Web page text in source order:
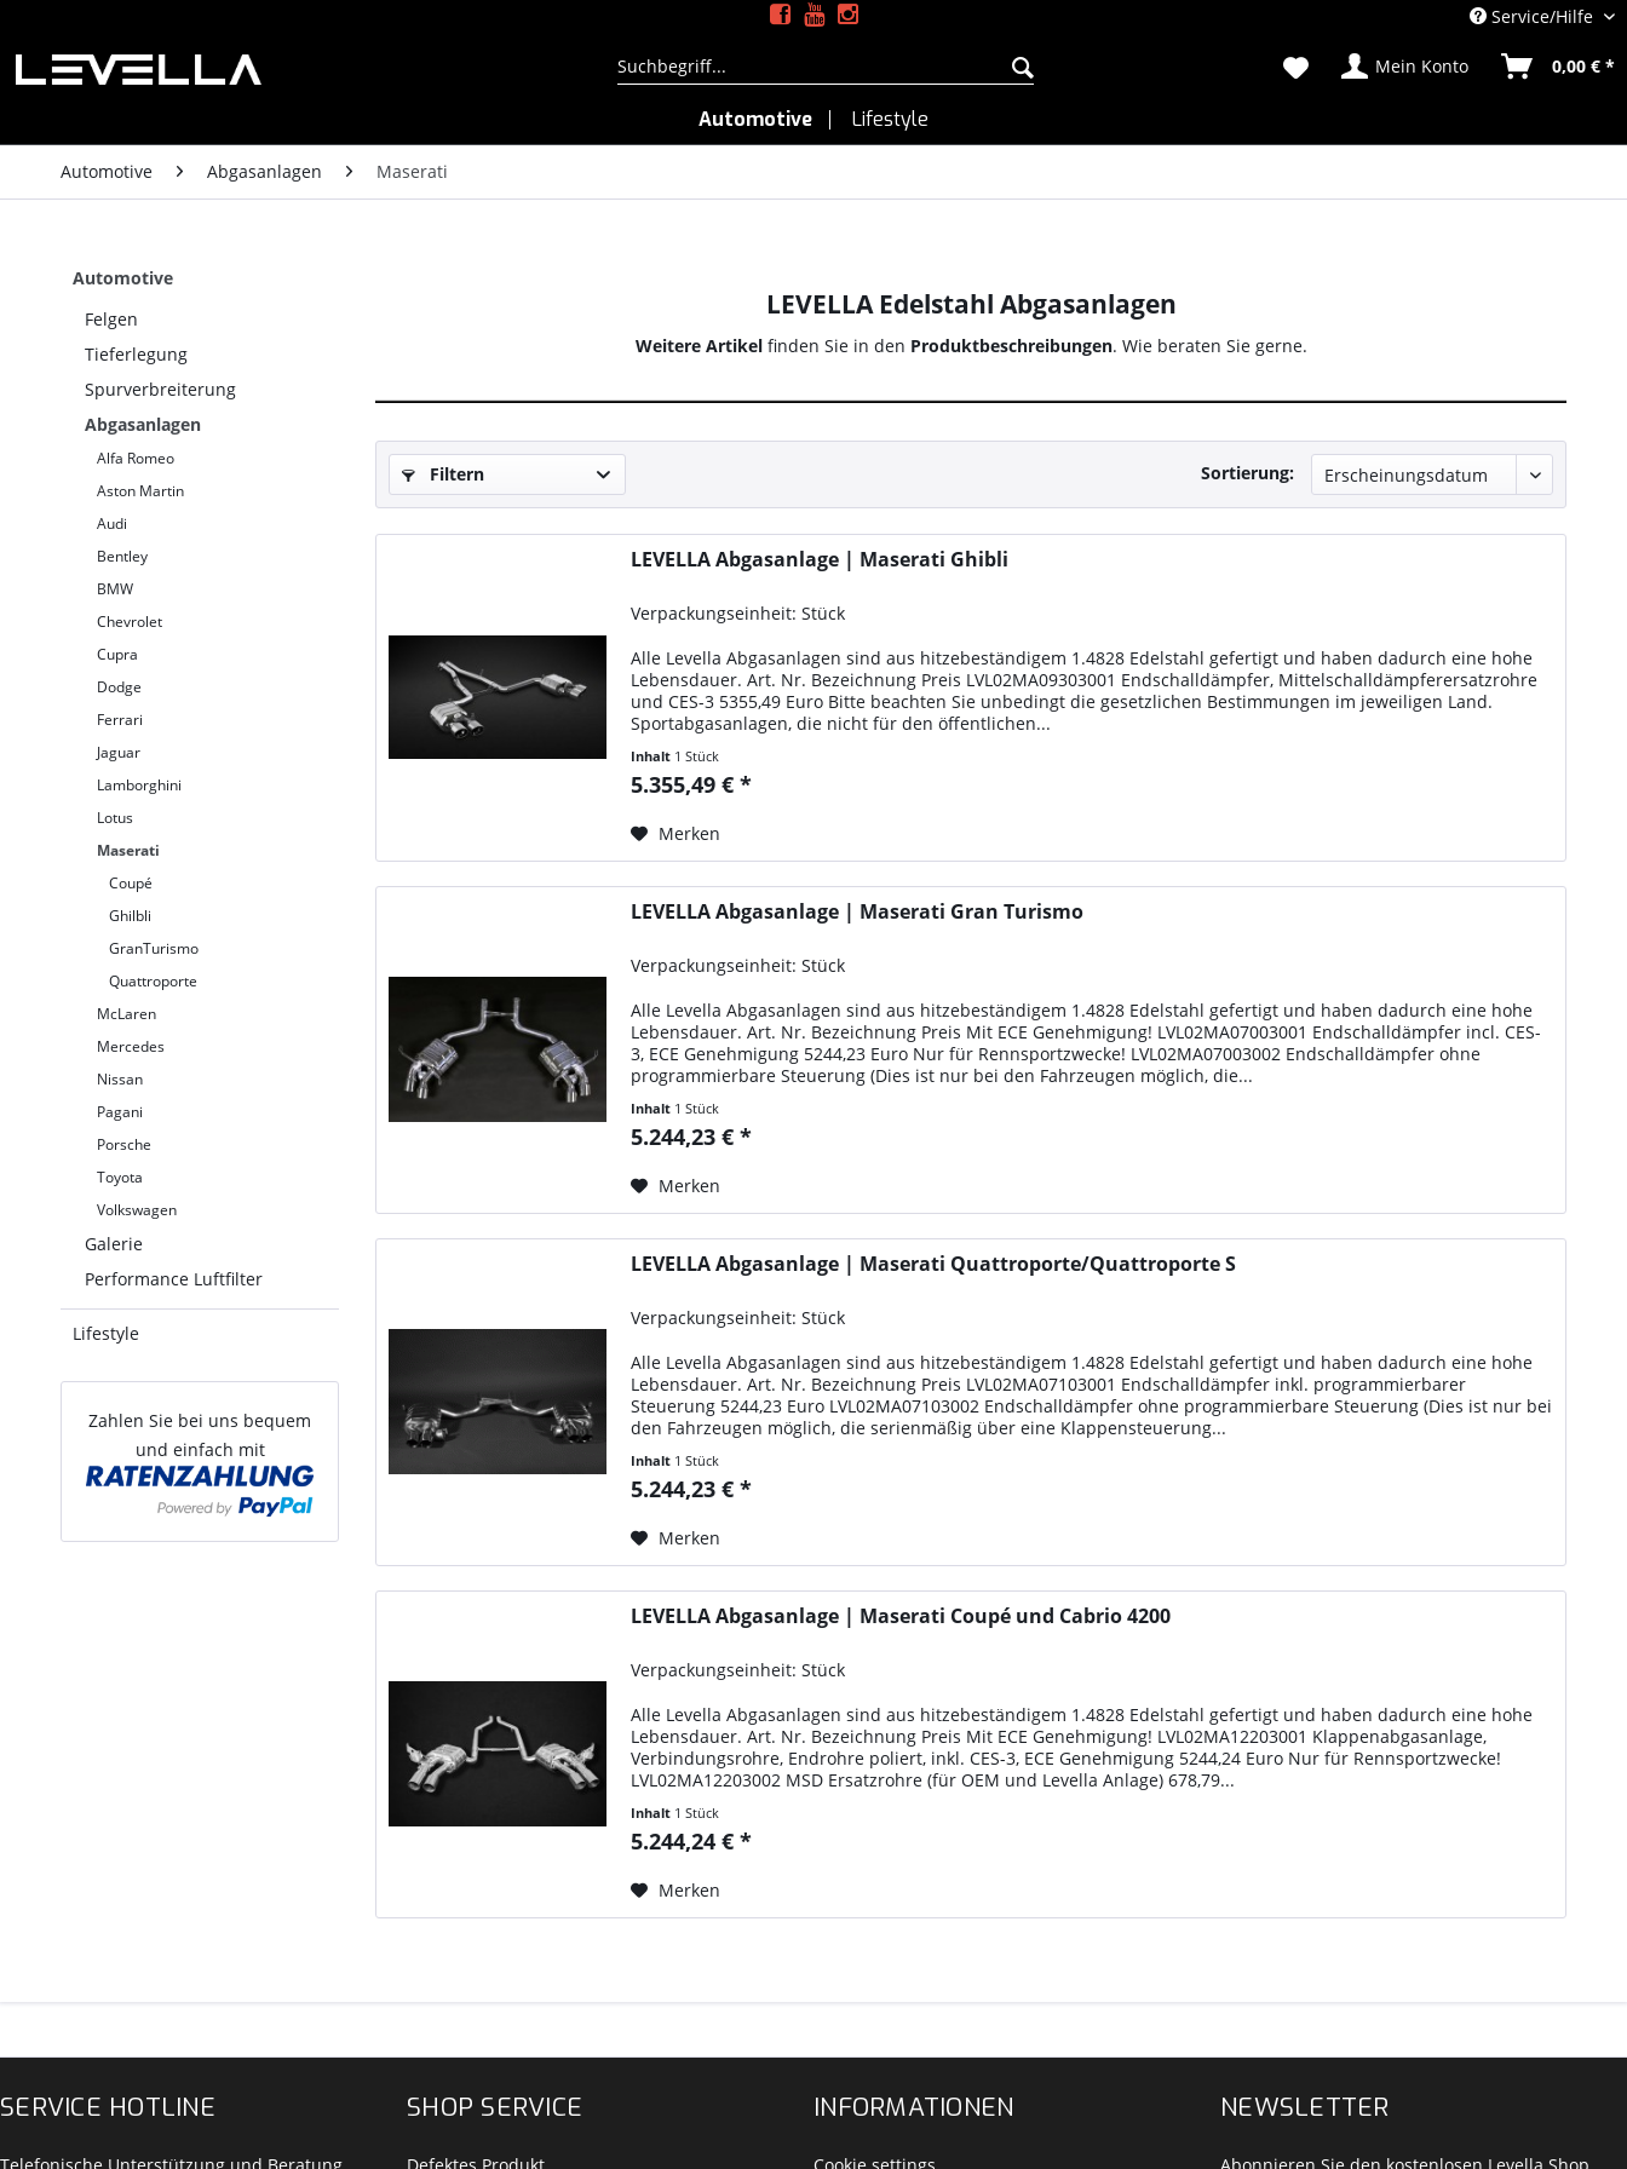
Service/Hilfe
Mein Konto 0,00 € *
Automotive Lifestyle
Automotive Abgasanlagen Maserati
Automotive
Felgen
Tieferlegung
Spurverbreiterung
Abgasanlagen
Alfa Romeo
Aston Martin
Audi
Bentley
BMW
Chevrolet
Cupra
Dodge
Ferrari
Jaguar
Lamborghini
Lotus
Maserati
Coupé
Ghilbli
GranTurismo
Quattroporte
McLaren
Mercedes
Nissan
Pagani
Porsche
Toyota
Volkswagen
Galerie
Performance Luftfilter
Lifestyle
Zahlen Sie bei uns bequem
und einfach mit
LEVELLA Edelstahl Abgasanlagen
Weitere Artikelfinden Sie in den Produktbeschreibungen. Wie beraten Sie gerne.
Filtern Sortierung:
LEVELLA Abgasanlage | Maserati Ghibli
Verpackungseinheit: Stück
Alle Levella Abgasanlagen sind aus hitzebeständigem 1.4828 Edelstahl gefertigt und haben dadurch eine hohe
Lebensdauer. Art. Nr. Bezeichnung Preis LVL02MA09303001 Endschalldämpfer, Mittelschalldämpferersatzrohre
und CES-3 5355,49 Euro Bitte beachten Sie unbedingt die gesetzlichen Bestimmungen im jeweiligen Land.
Sportabgasanlagen, die nicht für den öffentlichen...
Inhalt 1 Stück
5.355,49 € *
Merken
LEVELLA Abgasanlage | Maserati Gran Turismo
Verpackungseinheit: Stück
Alle Levella Abgasanlagen sind aus hitzebeständigem 1.4828 Edelstahl gefertigt und haben dadurch eine hohe
Lebensdauer. Art. Nr. Bezeichnung Preis Mit ECE Genehmigung! LVL02MA07003001 Endschalldämpfer incl. CES-
3, ECE Genehmigung 5244,23 Euro Nur für Rennsportzwecke! LVL02MA07003002 Endschalldämpfer ohne
programmierbare Steuerung (Dies ist nur bei den Fahrzeugen möglich, die...
Inhalt 1 Stück
5.244,23 € *
Merken
LEVELLA Abgasanlage | Maserati Quattroporte/Quattroporte S
Verpackungseinheit: Stück
Alle Levella Abgasanlagen sind aus hitzebeständigem 1.4828 Edelstahl gefertigt und haben dadurch eine hohe
Lebensdauer. Art. Nr. Bezeichnung Preis LVL02MA07103001 Endschalldämpfer inkl. programmierbarer
Steuerung 5244,23 Euro LVL02MA07103002 Endschalldämpfer ohne programmierbare Steuerung (Dies ist nur bei
den Fahrzeugen möglich, die serienmäßig über eine Klappensteuerung...
Inhalt 1 Stück
5.244,23 € *
Merken
LEVELLA Abgasanlage | Maserati Coupé und Cabrio 4200
Verpackungseinheit: Stück
Alle Levella Abgasanlagen sind aus hitzebeständigem 1.4828 Edelstahl gefertigt und haben dadurch eine hohe
Lebensdauer. Art. Nr. Bezeichnung Preis Mit ECE Genehmigung! LVL02MA12203001 Klappenabgasanlage,
Verbindungsrohre, Endrohre poliert, inkl. CES-3, ECE Genehmigung 5244,24 Euro Nur für Rennsportzwecke!
LVL02MA12203002 MSD Ersatzrohre (für OEM und Levella Anlage) 678,79...
Inhalt 1 Stück
5.244,24 € *
Merken
SERVICE HOTLINE SHOP SERVICE INFORMATIONEN NEWSLETTER